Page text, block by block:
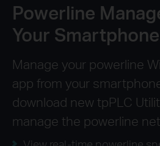
Powerline
Your Smartphone
Manage your powerline
app from your
download new tpPLC
manage the powerline